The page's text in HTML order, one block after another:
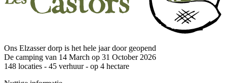
Ons Elzasser dorp is het hele jaar door geopend
De camping van 14 March op 31 October 2026
148 locaties - 45 verhuur - op 4 hectare